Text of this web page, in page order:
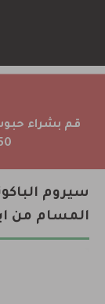
قم بشراء
50% على سعر كريم
سيروم
المسام من